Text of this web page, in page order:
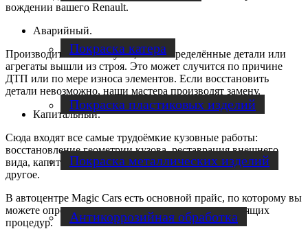
Покраска катера
Покраска пластиковых изделий
Покраска металлических изделий
Антикоррозийная обработка
вождении вашего Renault.
Аварийный.
Производится в том случае, если определённые детали или
агрегаты вышли из строя. Это может случится по причине
ДТП или по мере износа элементов. Если восстановить
детали невозможно, наши мастера производят замену.
Капитальный.
Сюда входят все самые трудоёмкие кузовные работы:
восстановление геометрии кузова, реставрация внешнего
вида, капитальный ремонт ходовой части автомобиля и
другое.
В автоцентре Magic Cars есть основной прайс, по которому вы
можете определить примерную стоимость предстоящих
процедур.